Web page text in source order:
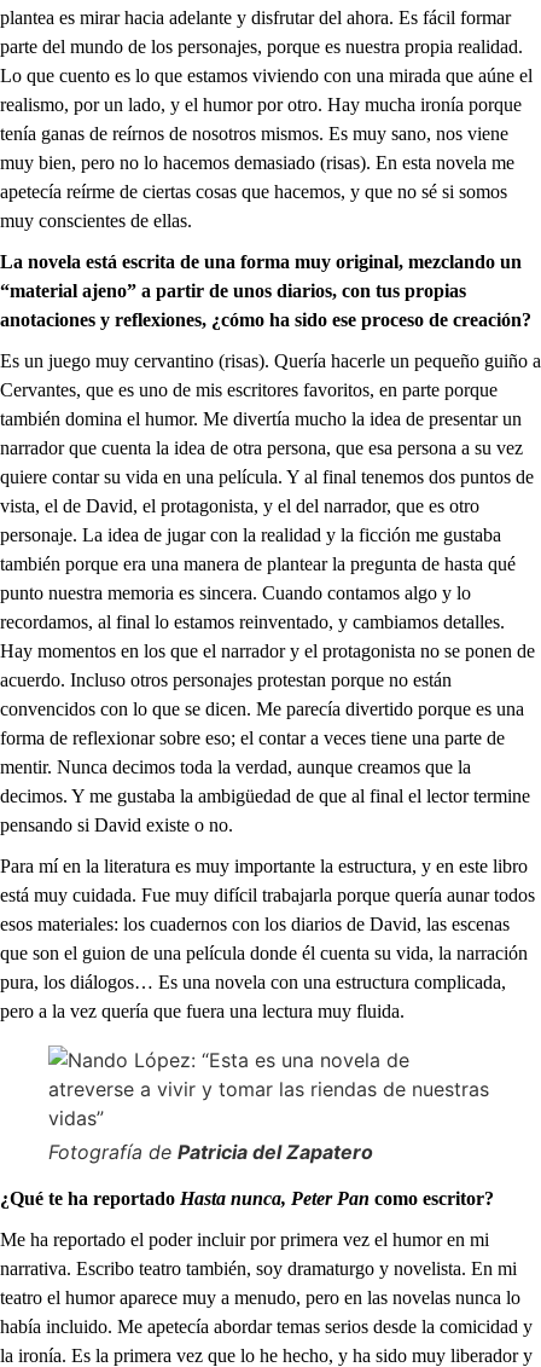
plantea es mirar hacia adelante y disfrutar del ahora. Es fácil formar
parte del mundo de los personajes, porque es nuestra propia realidad.
Lo que cuento es lo que estamos viviendo con una mirada que aúne el
realismo, por un lado, y el humor por otro. Hay mucha ironía porque
tenía ganas de reírnos de nosotros mismos. Es muy sano, nos viene
muy bien, pero no lo hacemos demasiado (risas). En esta novela me
apetecía reírme de ciertas cosas que hacemos, y que no sé si somos
muy conscientes de ellas.
La novela está escrita de una forma muy original, mezclando un
“material ajeno” a partir de unos diarios, con tus propias
anotaciones y reflexiones, ¿cómo ha sido ese proceso de creación?
Es un juego muy cervantino (risas). Quería hacerle un pequeño guiño a
Cervantes, que es uno de mis escritores favoritos, en parte porque
también domina el humor. Me divertía mucho la idea de presentar un
narrador que cuenta la idea de otra persona, que esa persona a su vez
quiere contar su vida en una película. Y al final tenemos dos puntos de
vista, el de David, el protagonista, y el del narrador, que es otro
personaje. La idea de jugar con la realidad y la ficción me gustaba
también porque era una manera de plantear la pregunta de hasta qué
punto nuestra memoria es sincera. Cuando contamos algo y lo
recordamos, al final lo estamos reinventado, y cambiamos detalles.
Hay momentos en los que el narrador y el protagonista no se ponen de
acuerdo. Incluso otros personajes protestan porque no están
convencidos con lo que se dicen. Me parecía divertido porque es una
forma de reflexionar sobre eso; el contar a veces tiene una parte de
mentir. Nunca decimos toda la verdad, aunque creamos que la
decimos. Y me gustaba la ambigüedad de que al final el lector termine
pensando si David existe o no.
Para mí en la literatura es muy importante la estructura, y en este libro
está muy cuidada. Fue muy difícil trabajarla porque quería aunar todos
esos materiales: los cuadernos con los diarios de David, las escenas
que son el guion de una película donde él cuenta su vida, la narración
pura, los diálogos… Es una novela con una estructura complicada,
pero a la vez quería que fuera una lectura muy fluida.
Fotografía de Patricia del Zapatero
¿Qué te ha reportado Hasta nunca, Peter Pan como escritor?
Me ha reportado el poder incluir por primera vez el humor en mi
narrativa. Escribo teatro también, soy dramaturgo y novelista. En mi
teatro el humor aparece muy a menudo, pero en las novelas nunca lo
había incluido. Me apetecía abordar temas serios desde la comicidad y
la ironía. Es la primera vez que lo he hecho, y ha sido muy liberador y